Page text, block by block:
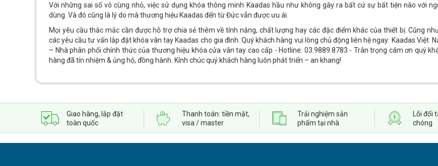
Với những sai số vô cùng nhỏ, việc sử dụng khóa thông minh Kaadas hầu như không gây ra bất cứ sự bất tiện nào với
dùng. Và đó cũng là lý do mà thương hiệu Kaadas đến từ Đức vẫn được ưu ái.
Mọi yêu cầu thắc mắc cần được hỗ trợ chia sẻ thêm về tính năng, chất lượng hay các đặc điểm khác của thiết bị. Cũng
các yêu cầu tư vấn lắp đặt khóa vân tay Kaadas cho gia đình. Quý khách hàng vui lòng chủ động liên hệ ngay: Kaadas Việt
– Nhà phân phối chính thức của thương hiệu khóa cửa vân tay cao cấp - Hotline: 03.9889.8783 - Trân trọng cám ơn quý
hàng đã tín nhiệm & ủng hộ, đồng hành. Kính chúc quý khách hàng luôn phát triển – an khang!
Giao hàng, lắp đặt
toàn quốc
Thanh toán: tiền mặt,
visa / master
Trải nghiệm sản
phẩm tại nhà
Lỗi đổi
chóng